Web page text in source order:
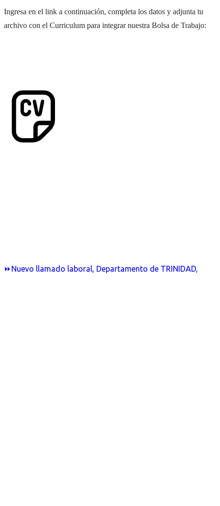
⏩Nuevo llamado laboral, Departamento de TRINIDAD,
Ingresa en el link a continuación, completa los datos y adjunta tu
archivo con el Curriculum para integrar nuestra Bolsa de Trabajo: